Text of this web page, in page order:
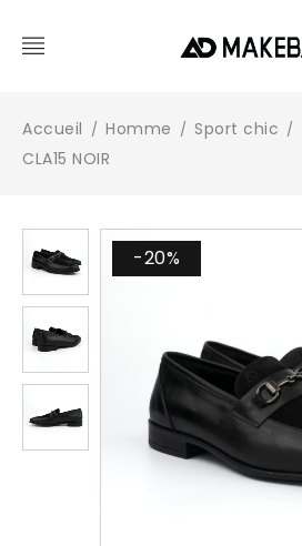
Accueil / Homme / Sport chic /
CLA15 NOIR
-20%